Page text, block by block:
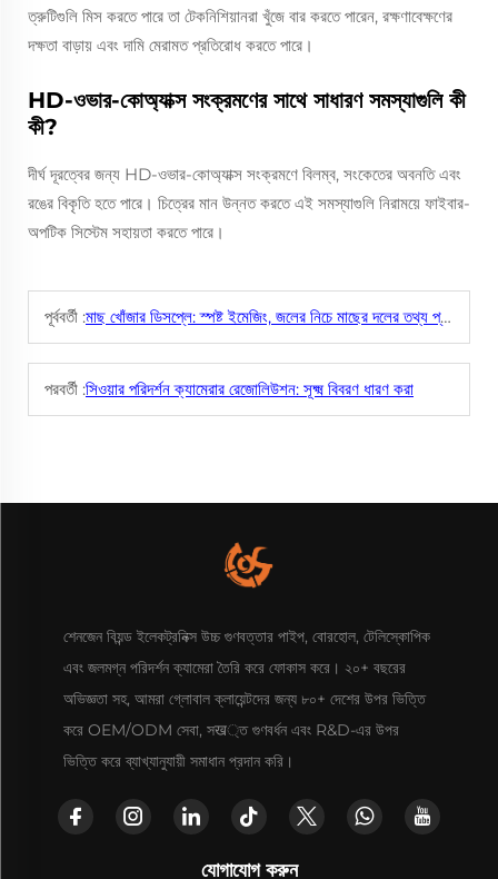
ত্রুটিগুলি মিস করতে পারে তা টেকনিশিয়ানরা খুঁজে বার করতে পারেন, রক্ষণাবেক্ষণের
দক্ষতা বাড়ায় এবং দামি মেরামত প্রতিরোধ করতে পারে।
HD-ওভার-কোঅ্যাক্স সংক্রমণের সাথে সাধারণ সমস্যাগুলি কী
কী?
দীর্ঘ দূরত্বের জন্য HD-ওভার-কোঅ্যাক্স সংক্রমণে বিলম্ব, সংকেতের অবনতি এবং
রঙের বিকৃতি হতে পারে। চিত্রের মান উন্নত করতে এই সমস্যাগুলি নিরাময়ে ফাইবার-
অপটিক সিস্টেম সহায়তা করতে পারে।
পূর্ববর্তী :মাছ খোঁজার ডিসপ্লে: স্পষ্ট ইমেজিং, জলের নিচে মাছের দলের তথ্য প্রদর্শন করা।
পরবর্তী :সিওয়ার পরিদর্শন ক্যামেরার রেজোলিউশন: সূক্ষ্ম বিবরণ ধারণ করা
শেনজেন বিয়ন্ড ইলেকট্রনিক্স উচ্চ গুণবত্তার পাইপ, বোরহোল, টেলিস্কোপিক
এবং জলমগ্ন পরিদর্শন ক্যামেরা তৈরি করে ফোকাস করে। ২০+ বছরের
অভিজ্ঞতা সহ, আমরা গ্লোবাল ক্লায়েন্টদের জন্য ৮০+ দেশের উপর ভিত্তি
করে OEM/ODM সেবা, সख্ত গুণবর্ধন এবং R&D-এর উপর
ভিত্তি করে ব্যাখ্যানুযায়ী সমাধান প্রদান করি।
যোগাযোগ করুন